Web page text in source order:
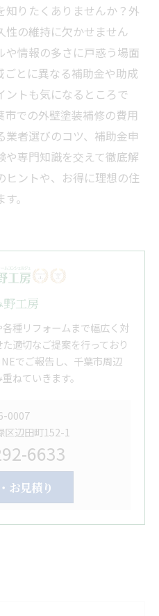
知りたくありませんか？外
性の維持に欠かせません
や情報の多さに戸惑う場面
とに異なる補助金や助成
ントも気になるところで
での外壁塗装補修の費用
者選びのコツ、補助金申
専門知識を交えて徹底解
ヒントや、お得に理想の住
。
野工房
種リフォームまで幅広く対
適切なご提案を行っており
でご報告し、千葉市周辺
ねていきます。
0007
区辺田町152-1
6633
お見積り